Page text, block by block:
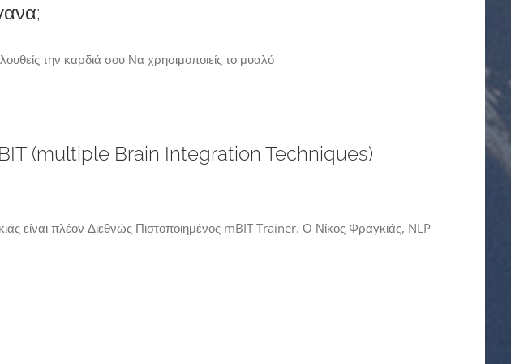
την καρδιά σου Να χρησιμοποιείς το μυαλό
(multiple Brain Integration Techniques)
είναι πλέον Διεθνώς Πιστοποιημένος mBIT Trainer. Ο Νίκος Φραγκιάς, NLP